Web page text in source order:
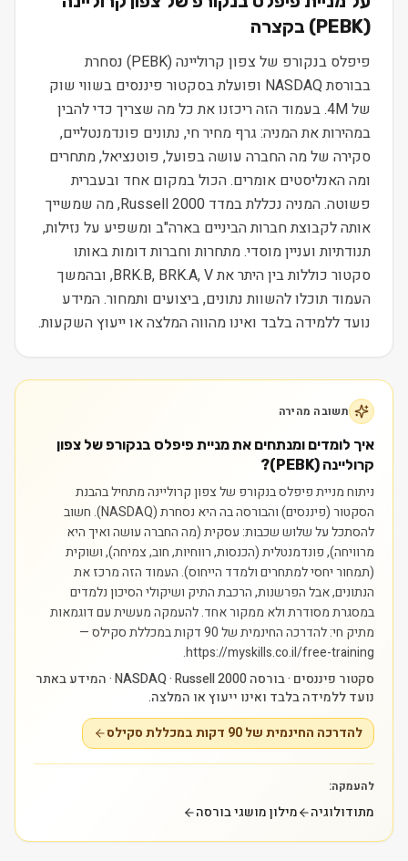
(
PEBK) בקצרה
פיפלס בנקורפ של צפון קרוליינה (PEBK) נסחרת
בבורסת NASDAQ ופועלת בסקטור פיננסים בשווי שוק
של 4M. בעמוד הזה ריכזנו את כל מה שצריך כדי להבין
במהירות את המניה: גרף מחיר חי, נתונים פונדמנטליים,
סקירה של מה החברה עושה בפועל, פוטנציאל, מתחרים
ומה האנליסטים אומרים. הכול במקום אחד ובעברית
פשוטה. המניה נכללת במדד Russell 2000, מה שמשייך
אותה לקבוצת חברות הביניים בארה"ב ומשפיע על נזילות,
תנודתיות ועניין מוסדי. מתחרות וחברות דומות באותו
סקטור כוללות בין היתר את BRK.B, BRK.A, V, ובהמשך
העמוד תוכלו להשוות נתונים, ביצועים ותמחור. המידע
נועד ללמידה בלבד ואינו מהווה המלצה או ייעוץ השקעות.
תשובה מהירה
איך לומדים ומנתחים את מניית פיפלס בנקורפ של צפון
קרוליינה (PEBK)?
ניתוח מניית פיפלס בנקורפ של צפון קרוליינה מתחיל בהבנת
הסקטור (פיננסים) והבורסה בה היא נסחרת (NASDAQ). חשוב
להסתכל על שלוש שכבות: עסקית (מה החברה עושה ואיך היא
מרוויחה), פונדמנטלית (הכנסות, רווחיות, חוב, צמיחה), ושוקית
(תמחור יחסי למתחרים ולמדד הייחוס). העמוד הזה מרכז את
הנתונים, אבל הפרשנות, הרכבת התיק ושיקולי הסיכון נלמדים
במסגרת מסודרת ולא ממקור אחד.להעמקה מעשית עם דוגמאות
מתיק חי: להדרכה החינמית של 90 דקות במכללת סקילס —
https://myskills.co.il/free-training.
סקטור פיננסים · בורסה NASDAQ · Russell 2000 · המידע באתר
נועד ללמידה בלבד ואינו ייעוץ או המלצה.
להדרכה החינמית של 90 דקות במכללת סקילס
להעמקה:
מתודולוגיה מילון מושגי בורסה